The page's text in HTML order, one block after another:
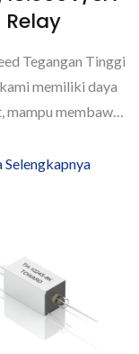
Relay
Tegangan Tinggi
memiliki daya
mampu membawa
Selengkapnya